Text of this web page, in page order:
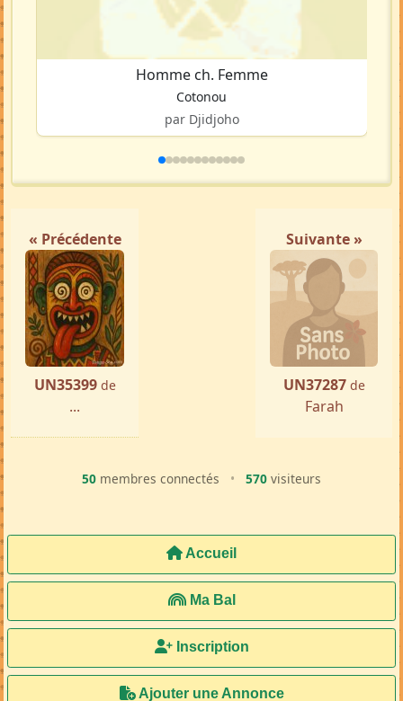
Homme ch. Femme
Cotonou
par Djidjoho
« Précédente
UN35399 de
...
Suivante »
UN37287 de
Farah
50 membres connectés • 570 visiteurs
Accueil
Ma Bal
Inscription
Ajouter une Annonce